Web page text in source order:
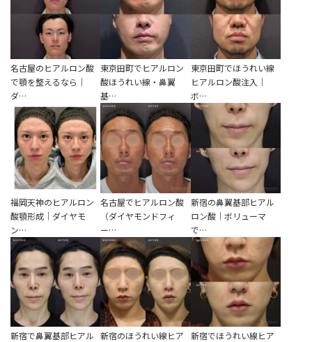
名古屋のヒアルロン酸
で顎を整えるなら｜
ダ…
東京田町でヒアルロン
酸ほうれい線・鼻翼
基…
東京田町でほうれい線
ヒアルロン酸注入｜
ボ…
福岡天神のヒアルロン
酸顎形成｜ダイヤモ
ン…
名古屋でヒアルロン酸
（ダイヤモンドフィ
ー…
新宿の鼻翼基部ヒアル
ロン酸｜ボリューマ
で…
新宿で鼻翼基部ヒアル 新宿のほうれい線ヒア 新宿でほうれい線ヒア